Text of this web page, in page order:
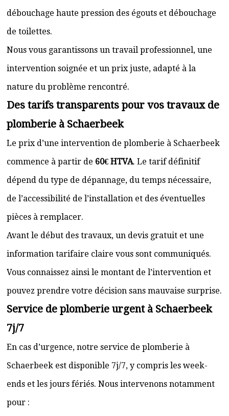
débouchage haute pression des égouts et débouchage
de toilettes.
Nous vous garantissons un travail professionnel, une
intervention soignée et un prix juste, adapté à la
nature du problème rencontré.
Des tarifs transparents pour vos travaux de
plomberie à Schaerbeek
Le prix d’une intervention de plomberie à Schaerbeek
commence à partir de 60€ HTVA. Le tarif définitif
dépend du type de dépannage, du temps nécessaire,
de l’accessibilité de l’installation et des éventuelles
pièces à remplacer.
Avant le début des travaux, un devis gratuit et une
information tarifaire claire vous sont communiqués.
Vous connaissez ainsi le montant de l’intervention et
pouvez prendre votre décision sans mauvaise surprise.
Service de plomberie urgent à Schaerbeek
7j/7
En cas d’urgence, notre service de plomberie à
Schaerbeek est disponible 7j/7, y compris les week-
ends et les jours fériés. Nous intervenons notamment
pour :